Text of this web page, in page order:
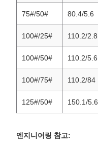
75#/50# 80.4/5.6
100#/25# 110.2/2.8
100#/50# 110.2/5.6
100#/75# 110.2/84
125#/50# 150.1/5.6
엔지니어링 참고: